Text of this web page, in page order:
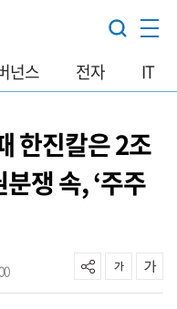
넌스 전자 IT
한진칼은 2조
쟁 속, ‘주주